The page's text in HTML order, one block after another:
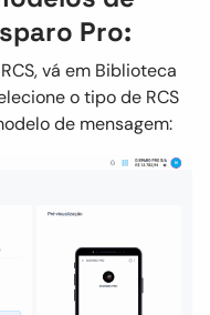
Pro:
vá em Biblioteca
o tipo de RCS
de mensagem: